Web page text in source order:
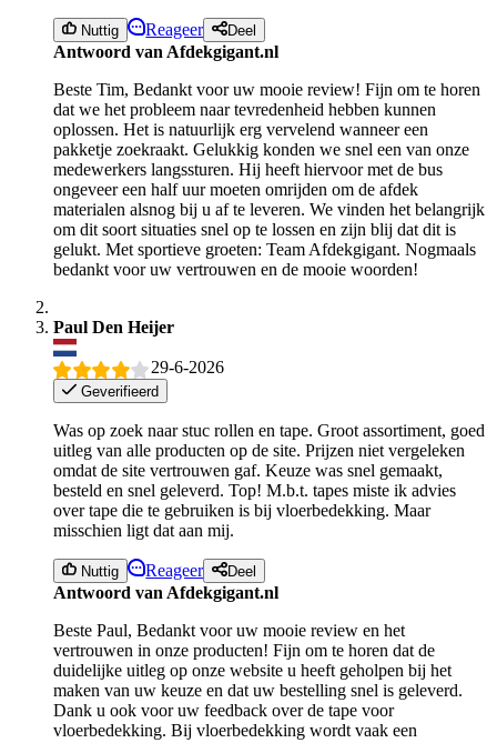
Nuttig Reageer Deel
Antwoord van Afdekgigant.nl
Beste Tim, Bedankt voor uw mooie review! Fijn om te horen
dat we het probleem naar tevredenheid hebben kunnen
oplossen. Het is natuurlijk erg vervelend wanneer een
pakketje zoekraakt. Gelukkig konden we snel een van onze
medewerkers langssturen. Hij heeft hiervoor met de bus
ongeveer een half uur moeten omrijden om de afdek
materialen alsnog bij u af te leveren. We vinden het belangrijk
om dit soort situaties snel op te lossen en zijn blij dat dit is
gelukt. Met sportieve groeten: Team Afdekgigant. Nogmaals
bedankt voor uw vertrouwen en de mooie woorden!
Paul Den Heijer
29-6-2026
Geverifieerd
Was op zoek naar stuc rollen en tape. Groot assortiment, goed
uitleg van alle producten op de site. Prijzen niet vergeleken
omdat de site vertrouwen gaf. Keuze was snel gemaakt,
besteld en snel geleverd. Top! M.b.t. tapes miste ik advies
over tape die te gebruiken is bij vloerbedekking. Maar
misschien ligt dat aan mij.
Nuttig Reageer Deel
Antwoord van Afdekgigant.nl
Beste Paul, Bedankt voor uw mooie review en het
vertrouwen in onze producten! Fijn om te horen dat de
duidelijke uitleg op onze website u heeft geholpen bij het
maken van uw keuze en dat uw bestelling snel is geleverd.
Dank u ook voor uw feedback over de tape voor
vloerbedekking. Bij vloerbedekking wordt vaak een